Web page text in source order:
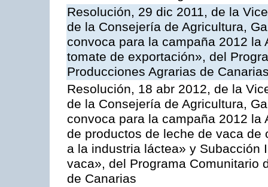
Resolución, 29 dic 2011, de la
de la Consejería de Agricultura,
convoca para la campaña 2012
tomate de exportación», del
Producciones Agrarias de
Resolución, 18 abr 2012, de la
de la Consejería de Agricultura,
convoca para la campaña 2012
de productos de leche de vaca
a la industria láctea» y Subacción
vaca», del Programa Comunitario
de Canarias